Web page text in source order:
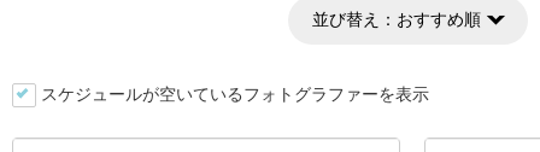
並び替え： おすすめ順
スケジュールが空いているフォトグラファーを表示